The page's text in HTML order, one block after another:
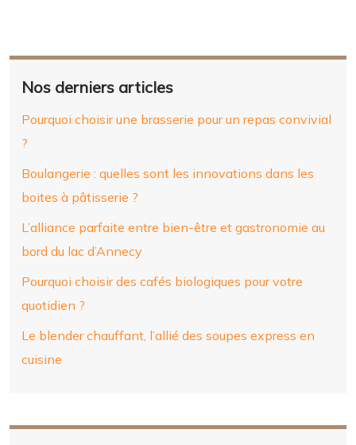
Nos derniers articles
Pourquoi choisir une brasserie pour un repas convivial
?
Boulangerie : quelles sont les innovations dans les
boites à pâtisserie ?
L’alliance parfaite entre bien-être et gastronomie au
bord du lac d’Annecy
Pourquoi choisir des cafés biologiques pour votre
quotidien ?
Le blender chauffant, l’allié des soupes express en
cuisine